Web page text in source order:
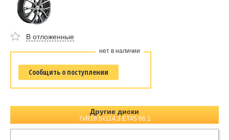
В отложенные
нет в наличии
Сообщить о поступлении
Другие диски
7xR18 5x114,3 ET45 66.1